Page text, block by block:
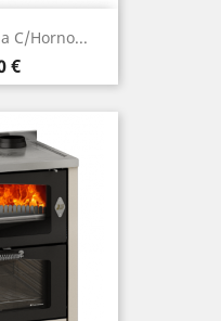
C/Horno...
€